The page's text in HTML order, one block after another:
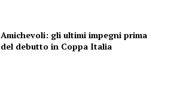
Amichevoli: gli ultimi impegni prima
del debutto in Coppa Italia